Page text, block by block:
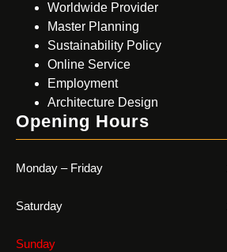
Worldwide Provider
Master Planning
Sustainability Policy
Online Service
Employment
Architecture Design
Opening Hours
Monday – Friday
Saturday
Sunday